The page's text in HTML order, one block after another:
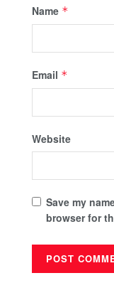
Name *
Email *
Website
Save my
browser for